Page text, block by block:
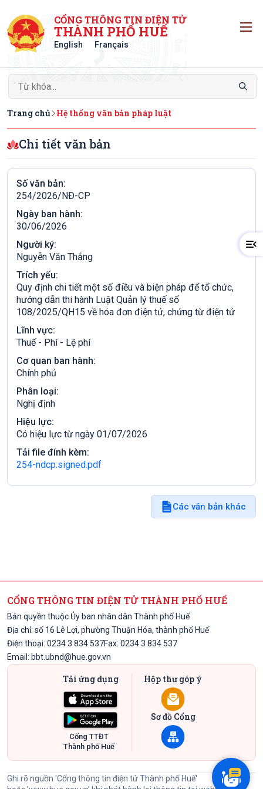
CỔNG THÔNG TIN ĐIỆN TỬ
THÀNH PHỐ HUẾ
English Français
Trang chủ Hệ thống văn bản pháp luật
Chi tiết văn bản
Số văn bản:
254/2026/NÐ-CP
Ngày ban hành:
30/06/2026
Người ký:
Nguyễn Văn Thắng
Trích yếu:
Quy định chi tiết một số điều và biện pháp để tổ chức,
hướng dẫn thi hành Luật Quản lý thuế số
108/2025/QH15 về hóa đơn điện tử, chứng từ điện tử
Lĩnh vực:
Thuế - Phí - Lệ phí
Cơ quan ban hành:
Chính phủ
Phân loại:
Nghị định
Hiệu lực:
Có hiệu lực từ ngày 01/07/2026
Tải file đính kèm:
254-ndcp.signed.pdf
Các văn bản khác
CỔNG THÔNG TIN ĐIỆN TỬ THÀNH PHỐ HUẾ
Bản quyền thuộc Ủy ban nhân dân Thành phố Huế
Địa chỉ: số 16 Lê Lợi, phường Thuận Hóa, thành phố Huế
Điện thoại: 0234 3 834 537Fax: 0234 3 834 537
Email: bbt.ubnd@hue.gov.vn
Tải ứng dụng
Cổng TTĐT
Thành phố Huế
Hộp thư góp ý
Sơ đồ Cổng
Ghi rõ nguồn 'Cổng thông tin điện tử Thành phố Huế'